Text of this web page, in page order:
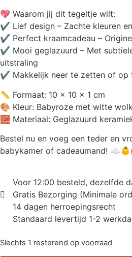
💖 Waarom jij dit tegeltje wilt:
✔ Lief design – Zachte kleuren
✔ Perfect kraamcadeau –
✔ Mooi geglazuurd – Met
uitstraling
✔ Makkelijk neer te zetten of op
📏 Formaat: 10 x 10 x 1 cm
🎨 Kleur: Babyroze met witte
🧱 Materiaal: Geglazuurd
Bestel nu en voeg een teder en
babykamer of cadeaumand!
Voor 12:00 besteld, dezelfde
Gratis Bezorging (Minimale
14 dagen herroepingsrecht
Standaard levertijd 1-2
Slechts 1 resterend op voorraad